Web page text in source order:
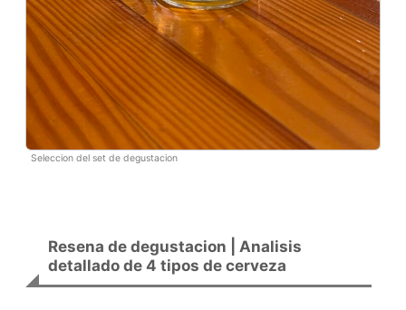
Seleccion del set de degustacion
Resena de degustacion | Analisis
detallado de 4 tipos de cerveza